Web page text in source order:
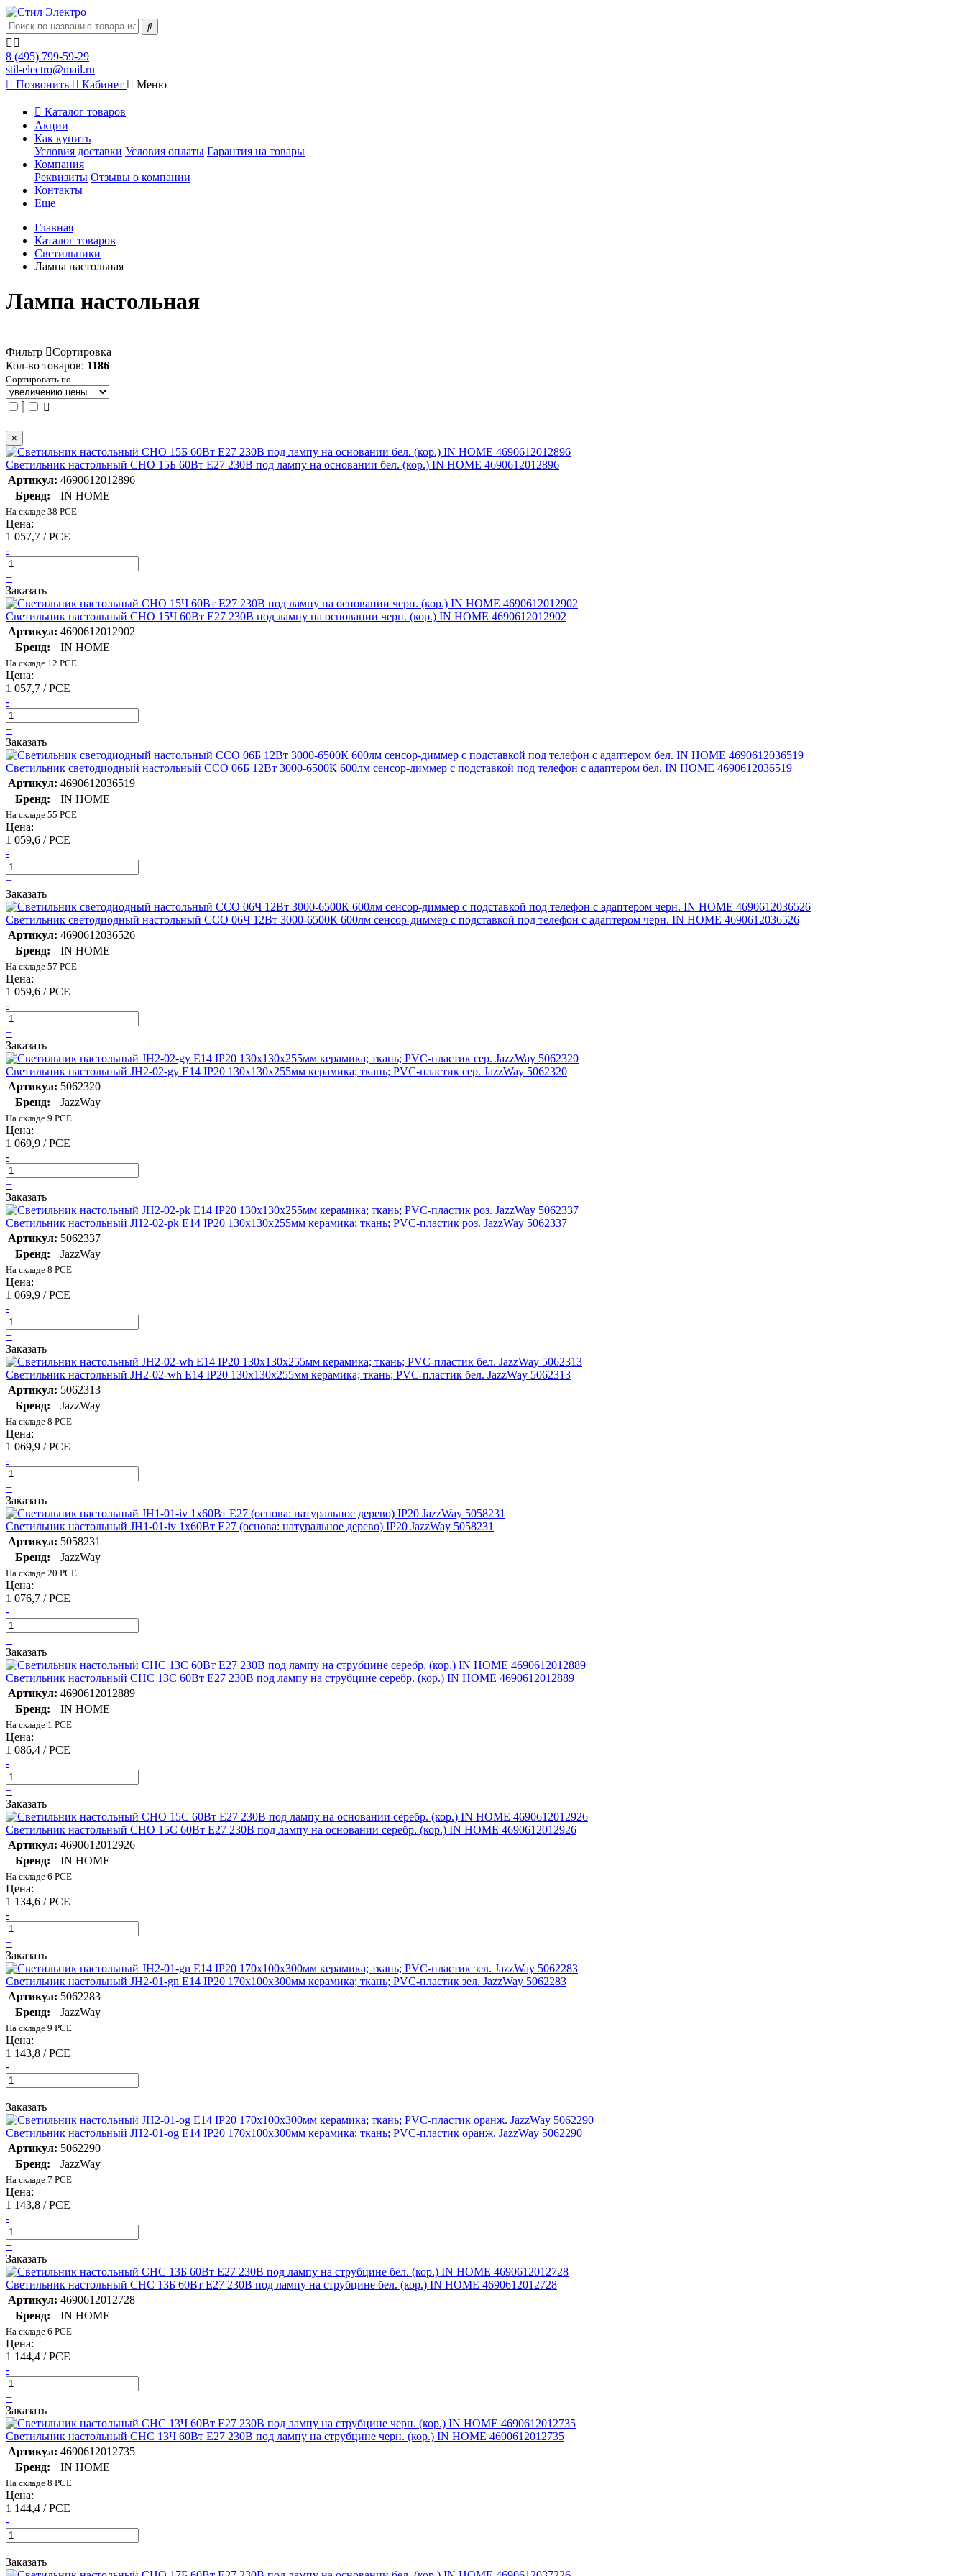
8 (495) 799-59-29
stil-electro@mail.ru
Позвонить
Кабинет Меню
Каталог товаров
Акции
Как купить
Условия доставки Условия оплаты Гарантия на товары
Компания
Реквизиты Отзывы о компании
Контакты
Еще
Главная
Каталог товаров
Светильники
Лампа настольная
Лампа настольная
Фильтр
Сортировка
Кол-во товаров: 1186
Сортировать по
×
Светильник настольный СНО 15Б 60Вт E27 230В под лампу на основании бел. (кор.) IN HOME 4690612012896
Артикул: 4690612012896
Бренд:
IN HOME
На складе 38 PCE
Цена:
1 057,7 / PCE
-
+
Заказать
Светильник настольный СНО 15Ч 60Вт E27 230В под лампу на основании черн. (кор.) IN HOME 4690612012902
Артикул: 4690612012902
Бренд:
IN HOME
На складе 12 PCE
Цена:
1 057,7 / PCE
-
+
Заказать
Светильник светодиодный настольный ССО 06Б 12Вт 3000-6500К 600лм сенсор-диммер с подставкой под телефон с адаптером бел. IN HOME 4690612036519
Артикул: 4690612036519
Бренд:
IN HOME
На складе 55 PCE
Цена:
1 059,6 / PCE
-
+
Заказать
Светильник светодиодный настольный ССО 06Ч 12Вт 3000-6500К 600лм сенсор-диммер с подставкой под телефон с адаптером черн. IN HOME 4690612036526
Артикул: 4690612036526
Бренд:
IN HOME
На складе 57 PCE
Цена:
1 059,6 / PCE
-
+
Заказать
Светильник настольный JH2-02-gy E14 IP20 130х130х255мм керамика; ткань; PVC-пластик сер. JazzWay 5062320
Артикул: 5062320
Бренд:
JazzWay
На складе 9 PCE
Цена:
1 069,9 / PCE
-
+
Заказать
Светильник настольный JH2-02-pk E14 IP20 130х130х255мм керамика; ткань; PVC-пластик роз. JazzWay 5062337
Артикул: 5062337
Бренд:
JazzWay
На складе 8 PCE
Цена:
1 069,9 / PCE
-
+
Заказать
Светильник настольный JH2-02-wh E14 IP20 130х130х255мм керамика; ткань; PVC-пластик бел. JazzWay 5062313
Артикул: 5062313
Бренд:
JazzWay
На складе 8 PCE
Цена:
1 069,9 / PCE
-
+
Заказать
Светильник настольный JH1-01-iv 1х60Вт E27 (основа: натуральное дерево) IP20 JazzWay 5058231
Артикул: 5058231
Бренд:
JazzWay
На складе 20 PCE
Цена:
1 076,7 / PCE
-
+
Заказать
Светильник настольный СНС 13С 60Вт E27 230В под лампу на струбцине серебр. (кор.) IN HOME 4690612012889
Артикул: 4690612012889
Бренд:
IN HOME
На складе 1 PCE
Цена:
1 086,4 / PCE
-
+
Заказать
Светильник настольный СНО 15С 60Вт E27 230В под лампу на основании серебр. (кор.) IN HOME 4690612012926
Артикул: 4690612012926
Бренд:
IN HOME
На складе 6 PCE
Цена:
1 134,6 / PCE
-
+
Заказать
Светильник настольный JH2-01-gn E14 IP20 170х100х300мм керамика; ткань; PVC-пластик зел. JazzWay 5062283
Артикул: 5062283
Бренд:
JazzWay
На складе 9 PCE
Цена:
1 143,8 / PCE
-
+
Заказать
Светильник настольный JH2-01-og E14 IP20 170х100х300мм керамика; ткань; PVC-пластик оранж. JazzWay 5062290
Артикул: 5062290
Бренд:
JazzWay
На складе 7 PCE
Цена:
1 143,8 / PCE
-
+
Заказать
Светильник настольный СНС 13Б 60Вт E27 230В под лампу на струбцине бел. (кор.) IN HOME 4690612012728
Артикул: 4690612012728
Бренд:
IN HOME
На складе 6 PCE
Цена:
1 144,4 / PCE
-
+
Заказать
Светильник настольный СНС 13Ч 60Вт E27 230В под лампу на струбцине черн. (кор.) IN HOME 4690612012735
Артикул: 4690612012735
Бренд:
IN HOME
На складе 8 PCE
Цена:
1 144,4 / PCE
-
+
Заказать